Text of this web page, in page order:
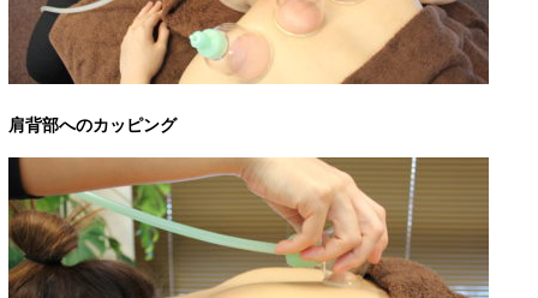
肩背部へのカッピング